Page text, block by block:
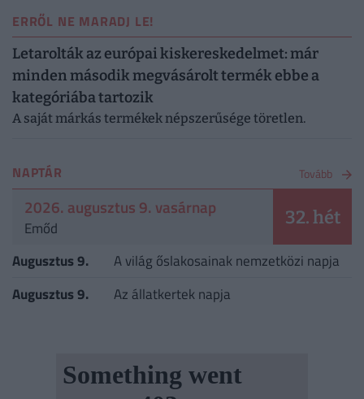
ERRŐL NE MARADJ LE!
Letarolták az európai kiskereskedelmet: már
minden második megvásárolt termék ebbe a
kategóriába tartozik
A saját márkás termékek népszerűsége töretlen.
NAPTÁR Tovább
2026. augusztus 9. vasárnap
Emőd 32. hét
Augusztus 9.
A világ őslakosainak nemzetközi napja
Augusztus 9.
Az állatkertek napja